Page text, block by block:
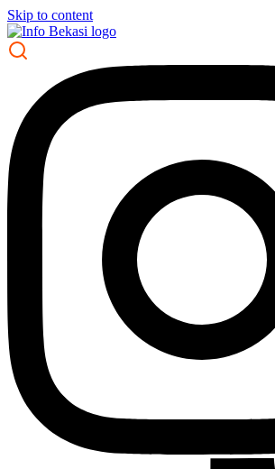
Skip to content